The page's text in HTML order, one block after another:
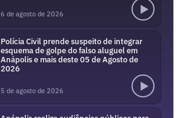
6 de agosto de 2026
Polícia Civil prende suspeito de integrar
esquema de golpe do falso aluguel em
Anápolis e mais deste 05 de Agosto de
2026
5 de agosto de 2026